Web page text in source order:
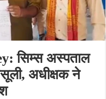
सिम्स अस्पताल
अधीक्षक ने